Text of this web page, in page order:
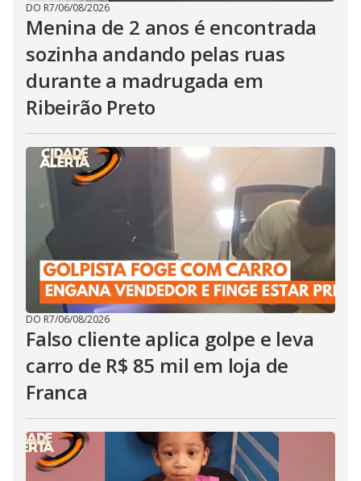
DO R7/06/08/2026
Menina de 2 anos é encontrada
sozinha andando pelas ruas
durante a madrugada em
Ribeirão Preto
DO R7/06/08/2026
Falso cliente aplica golpe e leva
carro de R$ 85 mil em loja de
Franca